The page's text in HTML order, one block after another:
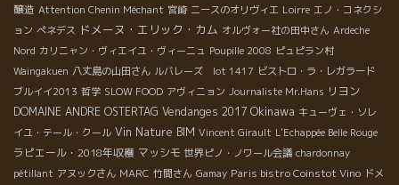
醸造 Attention Chenin Méchant 宮崎 ニースのオリヴィエ Loirre エノ・コネクシ
ョン ぺネデス ドメーヌ・エリック・カム オルヴォー社の田中さん Ardeche
Nord カリニャン・ヴィエイユ・ヴィーニュ Poupille 2008 ピュピラン村
Waingakuen 八丈島の山田さん ルバレーズ lot 1417 ビストロ・ラ・レガラード
ブルイイ2013 哲学 SLOW FOOD アヴィニョン Journaliste Mr.Hans リヨン
DOMAINE ANDRE OSTERTAG Vendanges 2017 Okinawa キューヴェ・ソレ
イユ・テール・クール Vin Nature BIM Vincent Girault L'Echappée Belle Rouge
ラピエール・2018年収穫 マッシモ 世界ピノ・ノワール会議 chardonnay
pétillant アヌックさん MARC 竹間さん Gamay Paris bistro Coinstot Vino ドメ